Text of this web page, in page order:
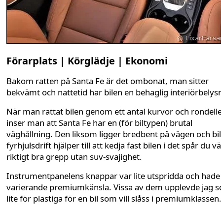
Förarplats | Körglädje | Ekonomi
Bakom ratten på Santa Fe är det ombonat, man sitter
bekvämt och nattetid har bilen en behaglig
När man rattat bilen genom ett antal kurvor och
inser man att Santa Fe har en (för biltypen) brutal
väghållning. Den liksom ligger bredbent på vägen och
fyrhjulsdrift hjälper till att kedja fast bilen i det spår du
riktigt bra grepp utan suv-svajighet.
Instrumentpanelens knappar var lite utspridda och
varierande premiumkänsla. Vissa av dem upplevde jag
lite för plastiga för en bil som vill slåss i premiumklassen.